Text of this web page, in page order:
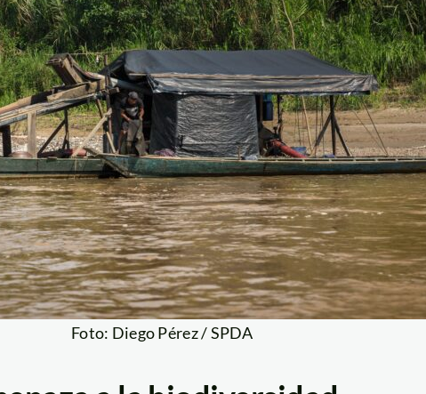
Foto: Diego Pérez / SPDA